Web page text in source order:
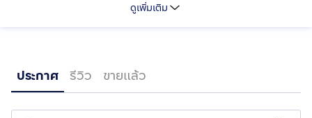
ดูเพิ่มเติม
ประกาศ รีวิว ขายแล้ว